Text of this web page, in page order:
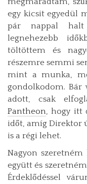
egy kicsit egyedül
pár nappal halt
legnehezebb
töltöttem és
részemre semmi
mint a munka,
gondolkodom. Bár
adott, csak
Pantheon, hogy itt
időt, amíg Direktor
is a régi lehet.
Nagyon
együtt és
Érdeklődéssel